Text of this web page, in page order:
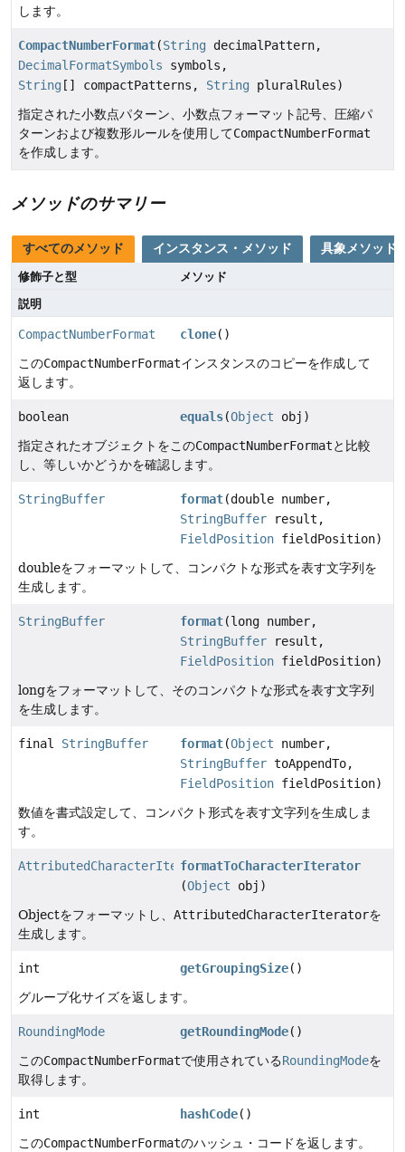
します。
CompactNumberFormat(String decimalPattern,
DecimalFormatSymbols symbols,
String [] compactPatterns, String pluralRules)
指定された小数点パターン、小数点フォーマット記号、圧縮パ
ターンおよび複数形ルールを使用してCompactNumberFormat
を作成します。
メソッドのサマリー
すべてのメソッド インスタンス・メソッド 具象メソッド
修飾子と型
メソッド
説明
CompactNumberFormat clone()
このCompactNumberFormatインスタンスのコピーを作成して
返します。
boolean equals(Object obj)
指定されたオブジェクトをこのCompactNumberFormatと比較
し、等しいかどうかを確認します。
StringBuffer format(double number,
StringBuffer result,
FieldPosition fieldPosition)
doubleをフォーマットして、コンパクトな形式を表す文字列を
生成します。
StringBuffer format(long number,
StringBuffer result,
FieldPosition fieldPosition)
longをフォーマットして、そのコンパクトな形式を表す文字列
を生成します。
final StringBuffer format(Object number,
StringBuffer toAppendTo,
FieldPosition fieldPosition)
数値を書式設定して、コンパクト形式を表す文字列を生成しま
す。
AttributedCharacterIteratorformatToCharacterIterator
(Object obj)
Objectをフォーマットし、 AttributedCharacterIteratorを
生成します。
int getGroupingSize()
グループ化サイズを返します。
RoundingMode getRoundingMode()
このCompactNumberFormatで使用されているRoundingModeを
取得します。
int hashCode()
このCompactNumberFormatのハッシュ・コードを返します。